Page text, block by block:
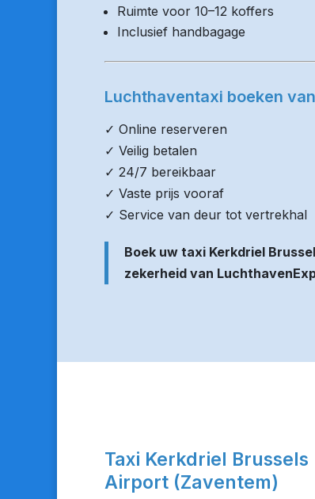
Ruimte voor 10–12 koffers
Inclusief handbagage
Luchthaventaxi boeken
✓ Online reserveren
✓ Veilig betalen
✓ 24/7 bereikbaar
✓ Vaste prijs vooraf
✓ Service van deur tot vertrekhal
Boek uw taxi Kerkdriel
zekerheid van
Taxi Kerkdriel Brussels
Airport (Zaventem)